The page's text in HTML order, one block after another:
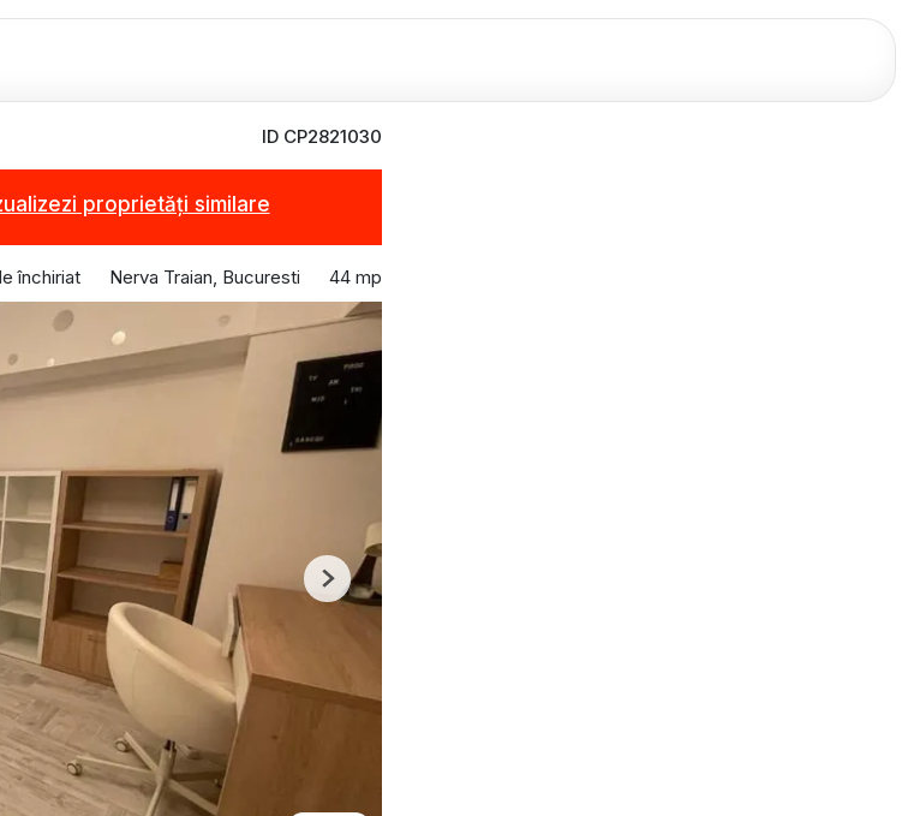
ID CP2821030
proprietăți similare
închiriat Nerva Traian, Bucuresti 44 mp
Next